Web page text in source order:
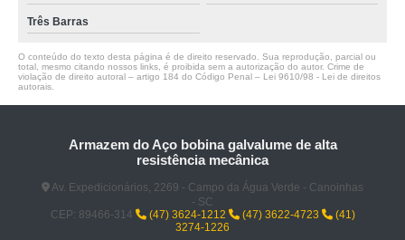
Três Barras
O conteúdo do texto desta página é de direito reservado. Sua reprodução, parcial ou
total, mesmo citando nossos links, é proibida sem a autorização do autor. Crime de
violação de direito autoral – artigo 184 do Código Penal – Lei 9610/98 - Lei de direitos
autorais
Armazem do Aço bobina galvalume de alta
resistência mecânica
Av. Expedicionários, 2269 - Campo da Água Verde - Canoinhas
- SC
CEP: 89466-314
(47) 3624-1212 (47) 3622-4723
(41)
3274-1226